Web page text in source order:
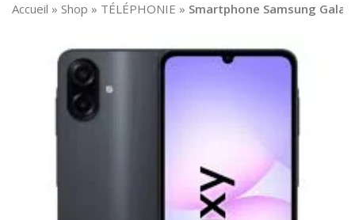
Accueil » Shop » TÉLÉPHONIE » Smartphone Samsung